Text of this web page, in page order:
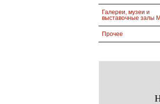
Галереи, музеи и
выставочные залы
Прочее